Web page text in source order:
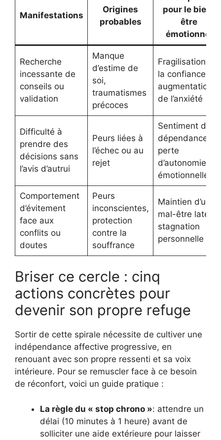
Manifestations
Origines
probables
pour le bien-
être
émotionnel
Recherche
incessante de
conseils ou
validation
Manque
d’estime de
soi,
traumatismes
précoces
Fragilisation de
la confiance,
augmentation
de l’anxiété
Difficulté à
prendre des
décisions sans
l’avis d’autrui
Peurs liées à
l’échec ou au
rejet
Sentiment de
dépendance,
perte
d’autonomie
émotionnelle
Comportement
d’évitement
face aux
conflits ou
doutes
Peurs
inconscientes,
protection
contre la
souffrance
Maintien d’un
mal-être latent,
stagnation
personnelle
Briser ce cercle : cinq
actions concrètes pour
devenir son propre refuge
Sortir de cette spirale nécessite de cultiver une
indépendance affective progressive, en
renouant avec son propre ressenti et sa voix
intérieure. Pour se remuscler face à ce besoin
de réconfort, voici un guide pratique :
La règle du « stop chrono »: attendre un
délai (10 minutes à 1 heure) avant de
solliciter une aide extérieure pour laisser